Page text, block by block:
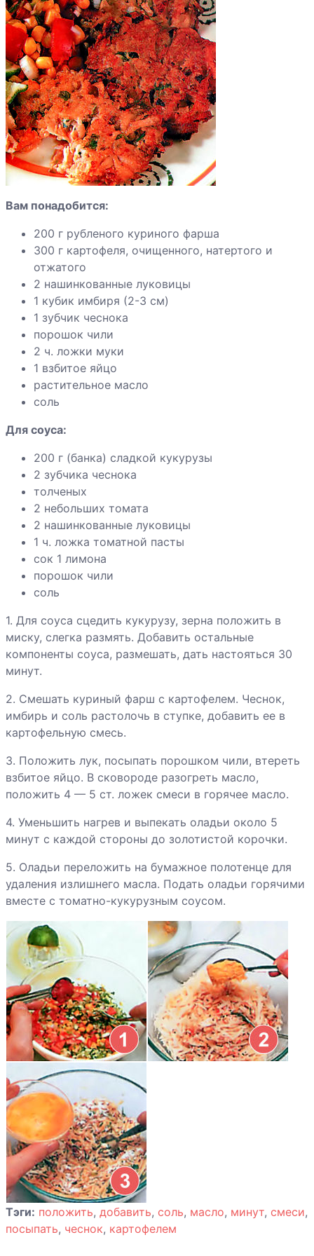
Говядина по-
бургундски
Говядина с
галетами
Говядина с
кабачками
Говядина с
маринованная в
пиве
Говяжьи
ребрышки с
шампиньонами
Грибы «фри» с
чесночным
соусом
Гуляш из
грибами
Хинкали
Хлебец мясной
с томатом
Каннеллони
Капуста по-
ирландски
Картофель с
печенкой
Картофельные
оладьи с
Кебабы
Котлеты из
говядины по-
корейски
Котлеты из
говядины с
сыром
Котлеты из
свинины
«Мэриленд»
Котлеты мясные
по-баварски
Кролик в
божоле
Вам понадобится:
200 г рубленого куриного фарша
300 г картофеля, очищенного, натертого и
отжатого
2 нашинкованные луковицы
1 кубик имбиря (2-3 см)
1 зубчик чеснока
порошок чили
2 ч. ложки муки
1 взбитое яйцо
растительное масло
соль
Для соуса:
200 г (банка) сладкой кукурузы
2 зубчика чеснока
толченых
2 небольших томата
2 нашинкованные луковицы
1 ч. ложка томатной пасты
сок 1 лимона
порошок чили
соль
1. Для соуса сцедить кукурузу, зерна положить в
миску, слегка размять. Добавить остальные
компоненты соуса, размешать, дать настояться 30
минут.
2. Смешать куриный фарш с картофелем. Чеснок,
имбирь и соль растолочь в ступке, добавить ее в
картофельную смесь.
3. Положить лук, посыпать порошком чили, втереть
взбитое яйцо. В сковороде разогреть масло,
положить 4 — 5 ст. ложек смеси в горячее масло.
4. Уменьшить нагрев и выпекать оладьи около 5
минут с каждой стороны до золотистой корочки.
5. Оладьи переложить на бумажное полотенце для
удаления излишнего масла. Подать оладьи горячими
вместе с томатно-кукурузным соусом.
Тэги: положить, добавить, соль, масло, минут, смеси,
посыпать, чеснок, картофелем